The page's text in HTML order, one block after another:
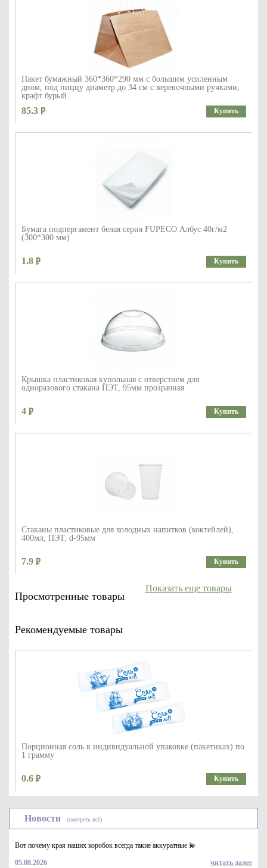
Пакет бумажный 360*360*290 мм с большим усиленным
дном, под пиццу диаметр до 34 см с веревочными ручками,
крафт бурый
85.3 Купить
Бумага подпергамент белая серия FUPECO Албус 40г/м2
(300*300 мм)
1.8 Купить
Крышка пластиковая купольная с отверстием для
одноразового стакана ПЭТ, 95мм прозрачная
4 Купить
Стаканы пластиковые для холодных напитков (коктейлей),
400мл, ПЭТ, d-95мм
7.9 Купить
Просмотренные товары
Рекомендуемые товары
Порционная соль в индивидуальной упаковке (пакетиках) по
1 грамму
0.6 Купить
Показать еще товары
Новости (смотреть всё)
Вот почему края наших коробок всегда такие аккуратные 💫
05.08.2026
читать далее